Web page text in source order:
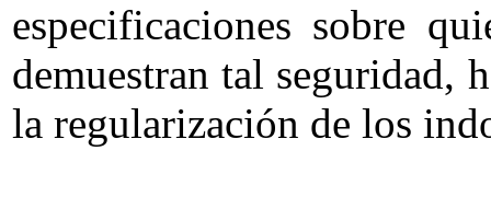
especificaciones sobre
demuestran tal seguridad,
la regularización de los